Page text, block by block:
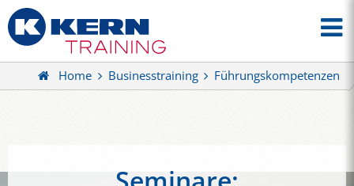
Home Businesstraining Führungskompetenzen